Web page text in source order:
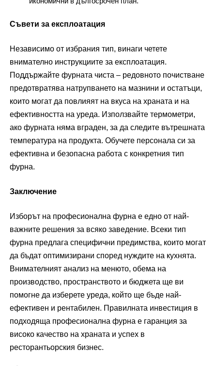
Съвети за експлоатация
Независимо от избрания тип, винаги четете
внимателно инструкциите за експлоатация.
Поддържайте фурната чиста – редовното почистване
предотвратява натрупването на мазнини и остатъци,
които могат да повлияят на вкуса на храната и на
ефективността на уреда. Използвайте термометри,
ако фурната няма вграден, за да следите вътрешната
температура на продукта. Обучете персонала си за
ефективна и безопасна работа с конкретния тип
фурна.
Заключение
Изборът на професионална фурна е едно от най-
важните решения за всяко заведение. Всеки тип
фурна предлага специфични предимства, които могат
да бъдат оптимизирани според нуждите на кухнята.
Внимателният анализ на менюто, обема на
производство, пространството и бюджета ще ви
помогне да изберете уреда, който ще бъде най-
ефективен и рентабилен. Правилната инвестиция в
подходяща професионална фурна е гаранция за
високо качество на храната и успех в
ресторантьорския бизнес.